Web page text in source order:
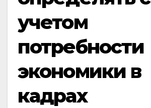
учетом
потребности
экономики в
кадрах